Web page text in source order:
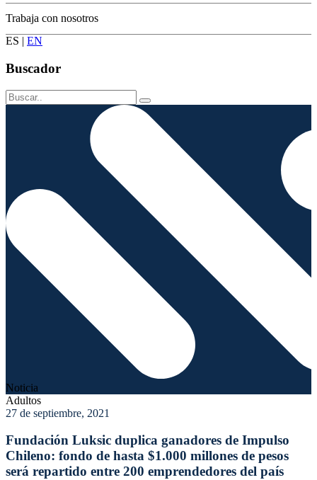
Trabaja con nosotros
ES | EN
Buscador
Noticia
Adultos
27 de septiembre, 2021
Fundación Luksic duplica ganadores de Impulso
Chileno: fondo de hasta $1.000 millones de pesos
será repartido entre 200 emprendedores del país